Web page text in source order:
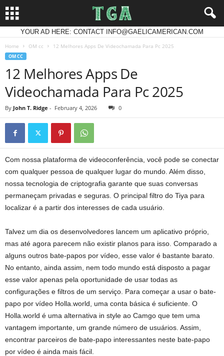
YOUR AD HERE: CONTACT INFO@GAELICAMERICAN.COM
Home OM cc 12 Melhores Apps De Videochamada Para Pc 2025
OM CC
12 Melhores Apps De
Videochamada Para Pc 2025
By John T. Ridge - February 4, 2026 0
Com nossa plataforma de videoconferência, você pode se conectar
com qualquer pessoa de qualquer lugar do mundo. Além disso,
nossa tecnologia de criptografia garante que suas conversas
permaneçam privadas e seguras. O principal filtro do Tiya para
localizar é a partir dos interesses de cada usuário.
Talvez um dia os desenvolvedores lancem um aplicativo próprio,
mas até agora parecem não existir planos para isso. Comparado a
alguns outros bate-papos por vídeo, esse valor é bastante barato.
No entanto, ainda assim, nem todo mundo está disposto a pagar
esse valor apenas pela oportunidade de usar todas as
configurações e filtros de um serviço. Para começar a usar o bate-
papo por vídeo Holla.world, uma conta básica é suficiente. O
Holla.world é uma alternativa in style ao Camgo que tem uma
vantagem importante, um grande número de usuários. Assim,
encontrar parceiros de bate-papo interessantes neste bate-papo
por vídeo é ainda mais fácil.